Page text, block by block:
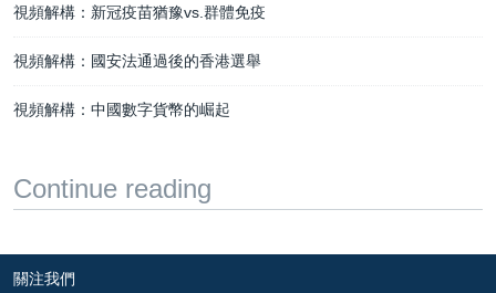
視頻解構：新冠疫苗猶豫vs.群體免疫
視頻解構：國安法通過後的香港選舉
視頻解構：中國數字貨幣的崛起
Continue reading
關注我們